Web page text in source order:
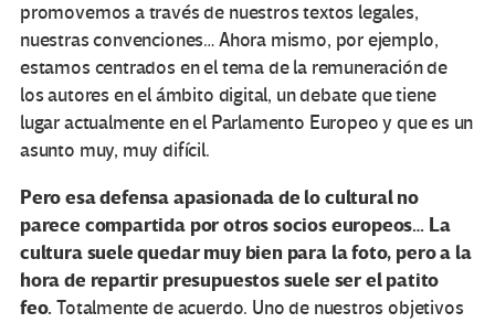
promovemos a través de nuestros textos legales,
nuestras convenciones… Ahora mismo, por ejemplo,
estamos centrados en el tema de la remuneración de
los autores en el ámbito digital, un debate que tiene
lugar actualmente en el Parlamento Europeo y que es un
asunto muy, muy difícil.
Pero esa defensa apasionada de lo cultural no
parece compartida por otros socios europeos… La
cultura suele quedar muy bien para la foto, pero a la
hora de repartir presupuestos suele ser el patito
feo. Totalmente de acuerdo. Uno de nuestros objetivos